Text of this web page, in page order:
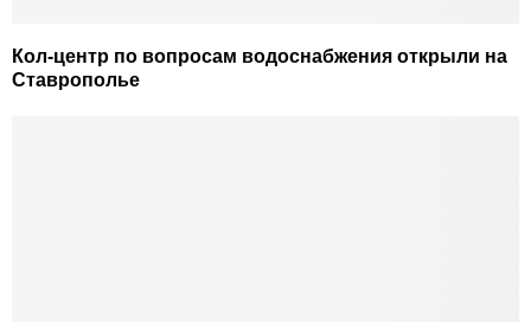
Кол-центр по вопросам водоснабжения открыли на
Ставрополье